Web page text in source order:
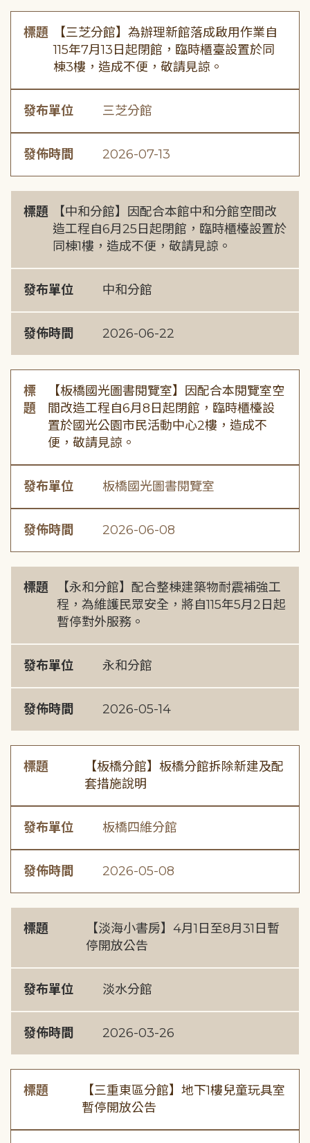
標題
【三芝分館】為辦理新館落成啟用作業自
115年7月13日起閉館，臨時櫃臺設置於同
棟3樓，造成不便，敬請見諒。
發布單位 三芝分館
發佈時間 2026-07-13
標題
【中和分館】因配合本館中和分館空間改
造工程自6月25日起閉館，臨時櫃檯設置於
同棟1樓，造成不便，敬請見諒。
發布單位 中和分館
發佈時間 2026-06-22
標
題
【板橋國光圖書閱覽室】因配合本閱覽室空
間改造工程自6月8日起閉館，臨時櫃檯設
置於國光公園市民活動中心2樓，造成不
便，敬請見諒。
發布單位 板橋國光圖書閱覽室
發佈時間 2026-06-08
標題
【永和分館】配合整棟建築物耐震補強工
程，為維護民眾安全，將自115年5月2日起
暫停對外服務。
發布單位 永和分館
發佈時間 2026-05-14
標題
【板橋分館】板橋分館拆除新建及配
套措施說明
發布單位 板橋四維分館
發佈時間 2026-05-08
標題
【淡海小書房】4月1日至8月31日暫
停開放公告
發布單位 淡水分館
發佈時間 2026-03-26
標題
【三重東區分館】地下1樓兒童玩具室
暫停開放公告